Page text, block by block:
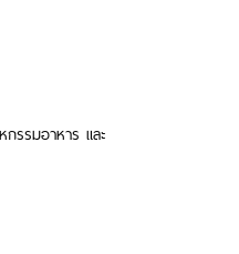
กรรมอาหาร และ